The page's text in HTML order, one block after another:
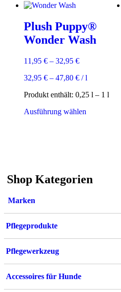
Produktseite
werden
Plush Puppy®
Wonder Wash
11,95 € – 32,95 €
32,95 € – 47,80 € /l
Produkt enthält: 0,25 l – 1 l
Ausführung wählen
können
Shop Kategorien
Marken
Pflegeprodukte
Pflegewerkzeug
Accessoires für Hunde